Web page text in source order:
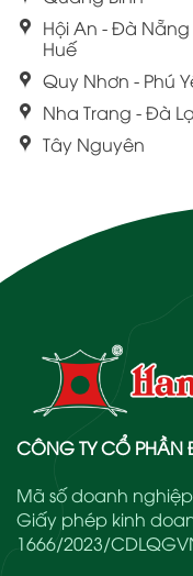
Hội An - Đà Nẵng
Huế
Quy Nhơn - Phú
Nha Trang - Đà
Tây Nguyên
CÔNG TY CỔ PHẦN
Mã số doanh nghiệp
Giấy phép kinh
1666/2023/